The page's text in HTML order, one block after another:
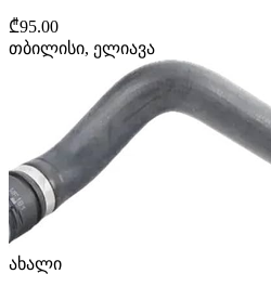
₾95.00
თბილისი, ელიავა
ახალი